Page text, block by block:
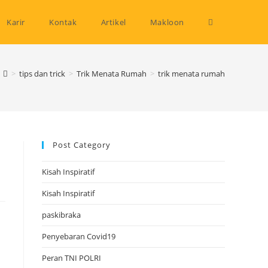
Karir Kontak Artikel Makloon Toggle
> tips dan trick > Trik Menata Rumah > trik menata rumah
Post Category
Kisah Inspiratif
Kisah Inspiratif
paskibraka
Penyebaran Covid19
Peran TNI POLRI